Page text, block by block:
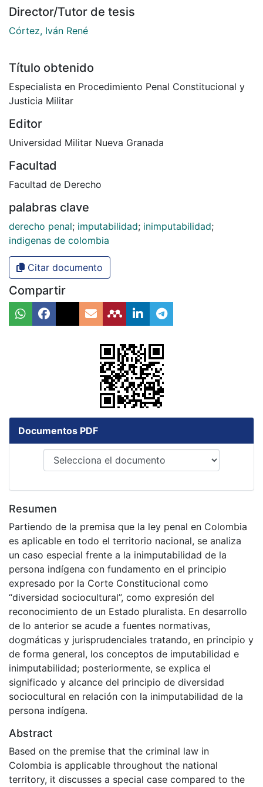
Director/Tutor de tesis
Córtez, Iván René
Título obtenido
Especialista en Procedimiento Penal Constitucional y
Justicia Militar
Editor
Universidad Militar Nueva Granada
Facultad
Facultad de Derecho
palabras clave
derecho penal; imputabilidad; inimputabilidad;
indigenas de colombia
Citar documento
Compartir
Documentos PDF
Resumen
Partiendo de la premisa que la ley penal en Colombia
es aplicable en todo el territorio nacional, se analiza
un caso especial frente a la inimputabilidad de la
persona indígena con fundamento en el principio
expresado por la Corte Constitucional como
“diversidad sociocultural”, como expresión del
reconocimiento de un Estado pluralista. En desarrollo
de lo anterior se acude a fuentes normativas,
dogmáticas y jurisprudenciales tratando, en principio y
de forma general, los conceptos de imputabilidad e
inimputabilidad; posteriormente, se explica el
significado y alcance del principio de diversidad
sociocultural en relación con la inimputabilidad de la
persona indígena.
Abstract
Based on the premise that the criminal law in
Colombia is applicable throughout the national
territory, it discusses a special case compared to the